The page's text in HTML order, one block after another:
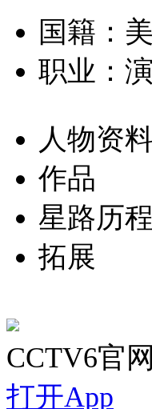
国籍：
职业：
人物资料
作品
星路历程
拓展
CCTV6官
打开App